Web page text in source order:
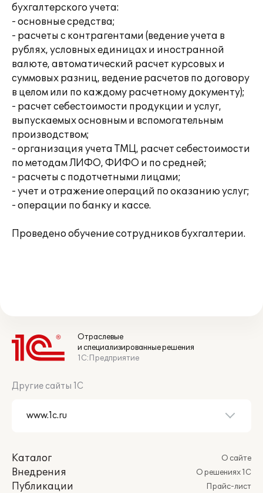
бухгалтерского учета:
- основные средства;
- расчеты с контрагентами (ведение учета в
рублях, условных единицах и иностранной
валюте, автоматический расчет курсовых и
суммовых разниц, ведение расчетов по договору
в целом или по каждому расчетному документу);
- расчет себестоимости продукции и услуг,
выпускаемых основным и вспомогательным
производством;
- организация учета ТМЦ, расчет себестоимости
по методам ЛИФО, ФИФО и по средней;
- расчеты с подотчетными лицами;
- учет и отражение операций по оказанию услуг;
- операции по банку и кассе.
Проведено обучение сотрудников бухгалтерии.
Отраслевые
и специализированные решения
1С:Предприятие
Другие сайты 1С
Каталог
Внедрения
Публикации
О сайте
О решениях 1С
Прайс-лист